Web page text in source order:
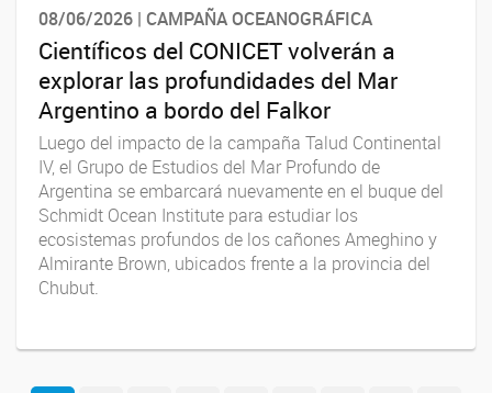
08/06/2026 | CAMPAÑA OCEANOGRÁFICA
Científicos del CONICET volverán a
explorar las profundidades del Mar
Argentino a bordo del Falkor
Luego del impacto de la campaña Talud Continental
IV, el Grupo de Estudios del Mar Profundo de
Argentina se embarcará nuevamente en el buque del
Schmidt Ocean Institute para estudiar los
ecosistemas profundos de los cañones Ameghino y
Almirante Brown, ubicados frente a la provincia del
Chubut.